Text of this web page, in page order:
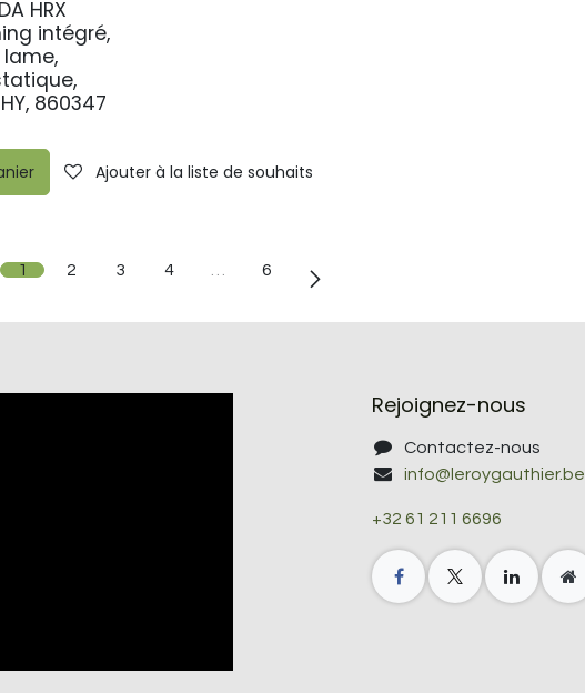
HRX
intégré,
860347
Ajouter à la liste de souhaits
1 2 3 4 6
Rejoignez-nous
Contactez-nous
info@leroygauthier.be
+32 61 211 6696